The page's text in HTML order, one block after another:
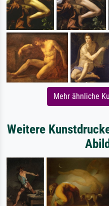
Mehr ähnliche
Weitere